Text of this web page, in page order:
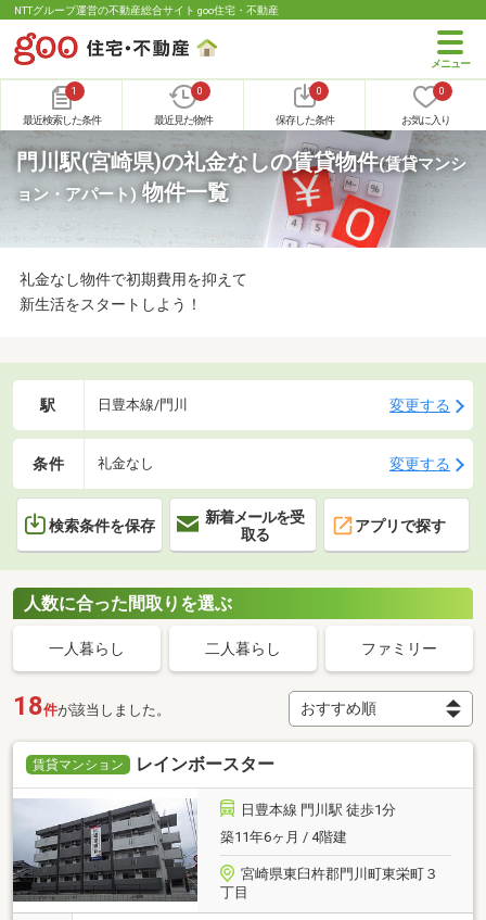
NTTグループ運営の不動産総合サイト goo住宅・不動産
1
最近検索した条件
0
最近見た物件
0
保存した条件
0
お気に入り
門川駅(宮崎県)の礼金なしの賃貸物件(賃貸マンシ
ョン・アパート) 物件一覧
礼金なし物件で初期費用を抑えて
新生活をスタートしよう！
駅 日豊本線/門川 変更する
条件 礼金なし 変更する
検索条件を保存
新着メールを受
取る
アプリで探す
人数に合った間取りを選ぶ
一人暮らし 二人暮らし ファミリー
18件が該当しました。
賃貸マンション レインボースター
日豊本線 門川駅 徒歩1分
築11年6ヶ月 / 4階建
宮崎県東臼杵郡門川町東栄町３
丁目